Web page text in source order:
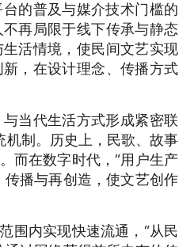
的普及与媒介技术门槛的
再局限于线下传承与静态
活情境，使民间文艺实现
，在设计理念、传播方式
当代生活方式形成紧密联
机制。历史上，民歌、故事
而在数字时代，“用户生产
播与再创造，使文艺创作
围内实现快速流通，“从民